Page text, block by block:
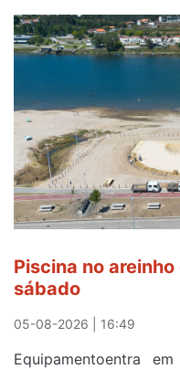
gratuitos
para
observar
eclipse
solar
esgotam
em
menos
de
24
após
campanha
reforço
Piscina no
sábado
05-08-2026 | 16:49
Equipamentoentra